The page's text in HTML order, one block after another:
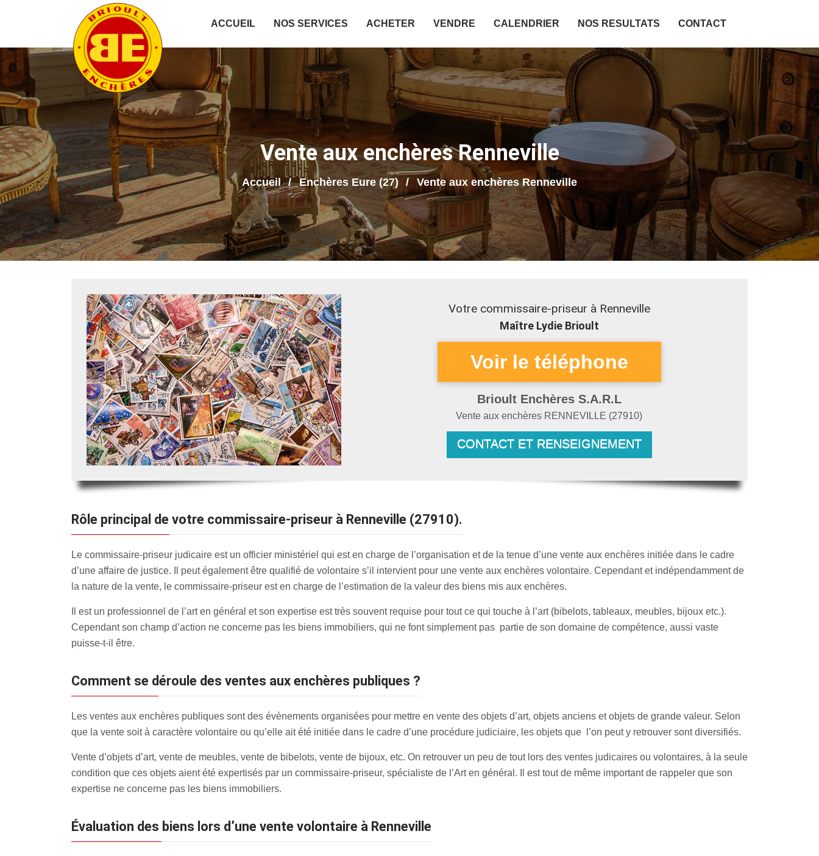
ACCUEIL NOS SERVICES ACHETER VENDRE CALENDRIER NOS RESULTATS CONTACT
Vente aux enchères Renneville
Accueil Enchères Eure (27) Vente aux enchères Renneville
Votre commissaire-priseur à Renneville
Maître Lydie Brioult
Brioult Enchères S.A.R.L
Vente aux enchères RENNEVILLE (27910)
CONTACT ET RENSEIGNEMENT
Rôle principal de votre commissaire-priseur à Renneville (27910).
Le commissaire-priseur judicaire est un officier ministériel qui est en charge de l’organisation et de la tenue d’une vente aux enchères initiée dans le cadre
d’une affaire de justice. Il peut également être qualifié de volontaire s’il intervient pour une vente aux enchères volontaire. Cependant et indépendamment de
la nature de la vente, le commissaire-priseur est en charge de l’estimation de la valeur des biens mis aux enchères.
Il est un professionnel de l’art en général et son expertise est très souvent requise pour tout ce qui touche à l’art (bibelots, tableaux, meubles, bijoux etc.).
Cependant son champ d’action ne concerne pas les biens immobiliers, qui ne font simplement pas partie de son domaine de compétence, aussi vaste
puisse-t-il être.
Comment se déroule des ventes aux enchères publiques ?
Les ventes aux enchères publiques sont des évènements organisées pour mettre en vente des objets d’art, objets anciens et objets de grande valeur. Selon
que la vente soit à caractère volontaire ou qu’elle ait été initiée dans le cadre d’une procédure judiciaire, les objets que l’on peut y retrouver sont diversifiés.
Vente d’objets d’art, vente de meubles, vente de bibelots, vente de bijoux, etc. On retrouver un peu de tout lors des ventes judicaires ou volontaires, à la seule
condition que ces objets aient été expertisés par un commissaire-priseur, spécialiste de l’Art en général. Il est tout de même important de rappeler que son
expertise ne concerne pas les biens immobiliers.
évaluation des biens lors d’une vente volontaire à Renneville